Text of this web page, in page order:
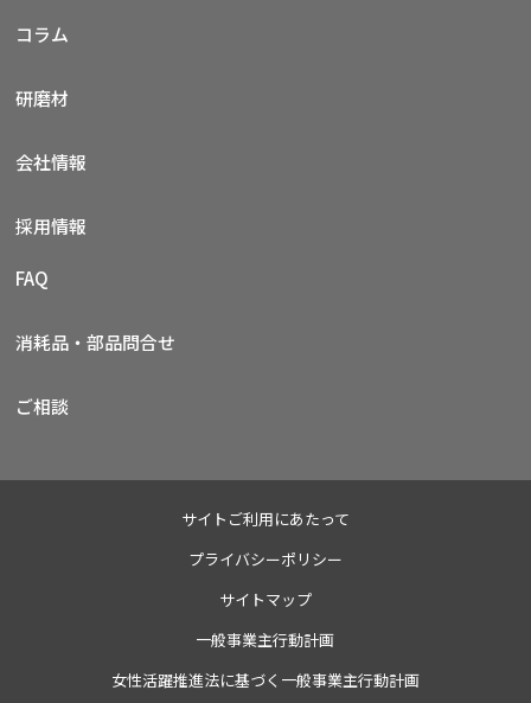
コラム
研磨材
会社情報
採用情報
FAQ
消耗品・部品問合せ
ご相談
サイトご利用にあたって
プライバシーポリシー
サイトマップ
一般事業主行動計画
女性活躍推進法に基づく一般事業主行動計画